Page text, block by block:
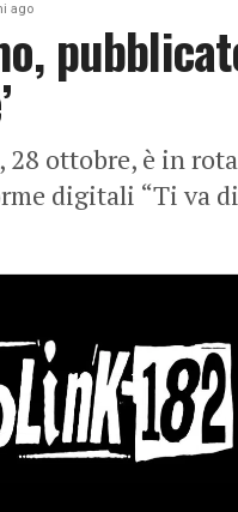
ago
28 ottobre, è in
digitali “Ti va